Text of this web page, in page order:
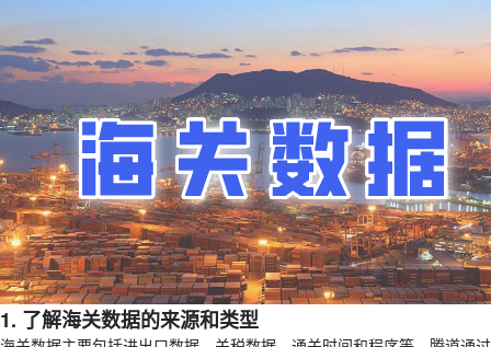
1. 了解海关数据的来源和类型